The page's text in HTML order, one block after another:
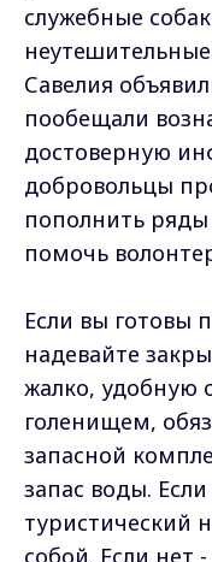
служебные
Савелия
пообещали
достоверную
добровольцы
пополнить
помочь
Если вы готовы
надевайте
жалко, удобную
голенищем,
запасной
запас воды.
туристический
собой. Если нет